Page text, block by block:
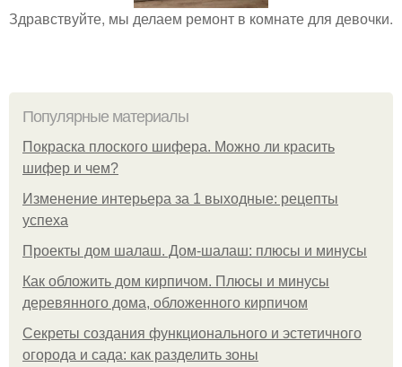
Здравствуйте, мы делаем ремонт в комнате для девочки.
Популярные материалы
Покраска плоского шифера. Можно ли красить
шифер и чем?
Изменение интерьера за 1 выходные: рецепты
успеха
Проекты дом шалаш. Дом-шалаш: плюсы и минусы
Как обложить дом кирпичом. Плюсы и минусы
деревянного дома, обложенного кирпичом
Секреты создания функционального и эстетичного
огорода и сада: как разделить зоны